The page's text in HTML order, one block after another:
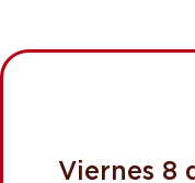
Viernes 8